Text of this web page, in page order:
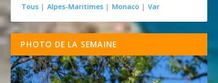
Tous | Alpes-Maritimes | Monaco | Var
PHOTO DE LA SEMAINE